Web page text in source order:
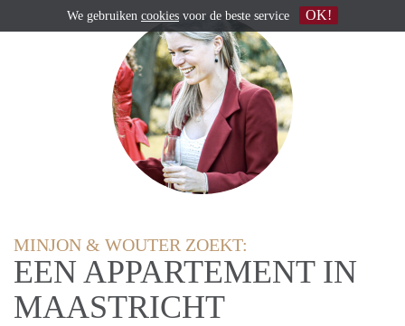
MINJON & WOUTER ZOEKT:
EEN APPARTEMENT IN
MAASTRICHT
We gebruiken cookies voor de beste service OK!